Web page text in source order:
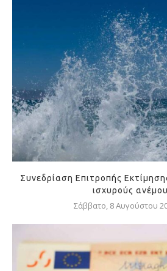
Συνεδρίαση Επιτροπής
ισχυρούς
Σάββατο, 8 Αυγούστου